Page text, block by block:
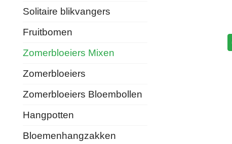
Solitaire blikvangers
Fruitbomen
Zomerbloeiers Mixen
Zomerbloeiers
Zomerbloeiers Bloembollen
Hangpotten
Bloemenhangzakken